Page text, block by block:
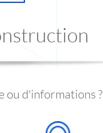
ou d'informations ?